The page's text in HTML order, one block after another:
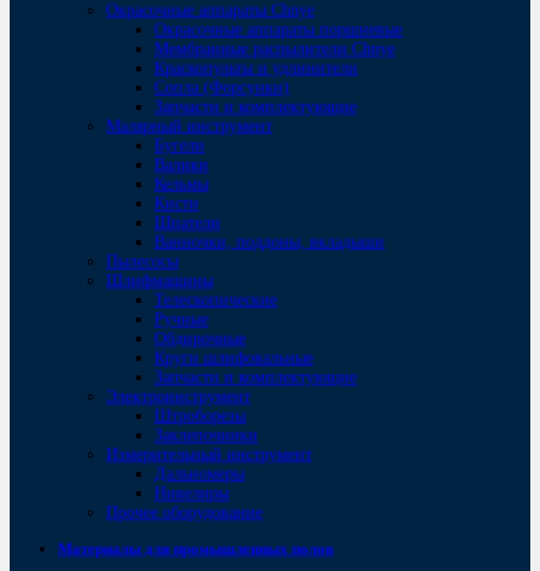
Окрасочные аппараты Chnye
Окрасочные аппараты поршневые
Мембранные распылители Chnye
Краскопульты и удлинители
Сопла (Форсунки)
Запчасти и комплектующие
Малярный инструмент
Бугели
Валики
Кельмы
Кисти
Шпатели
Ванночки, поддоны, вкладыши
Пылесосы
Шлифмашины
Телескопические
Ручные
Обдирочные
Круги шлифовальные
Запчасти и комплектующие
Электроинструмент
Штроборезы
Заклепочники
Измерительный инструмент
Дальномеры
Нивелиры
Прочее оборудование
Материалы для промышленных полов